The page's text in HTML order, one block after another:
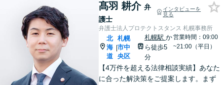
髙羽 耕介 弁
護士
インタビューを
見る
弁護士法人プロテクトスタンス 札幌事務所
北
海
道
|
札幌
市中
央区
札幌駅 か
ら徒歩5
分
営業時間：09:00
~21:00（平日）
【4万件を超える法律相談実績】あなた
に合った解決策をご提案します。まず